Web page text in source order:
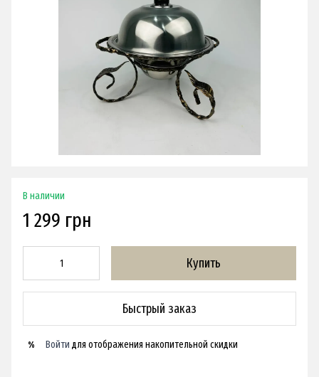
В наличии
1 299 грн
Купить
Быстрый заказ
% Войти для отображения накопительной скидки